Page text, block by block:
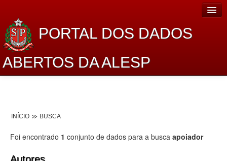
PORTAL DOS DADOS
ABERTOS DA ALESP
Lei de Acesso à Informação
INÍCIO BUSCA
Foi encontrado 1 conjunto de dados para a busca apoiador